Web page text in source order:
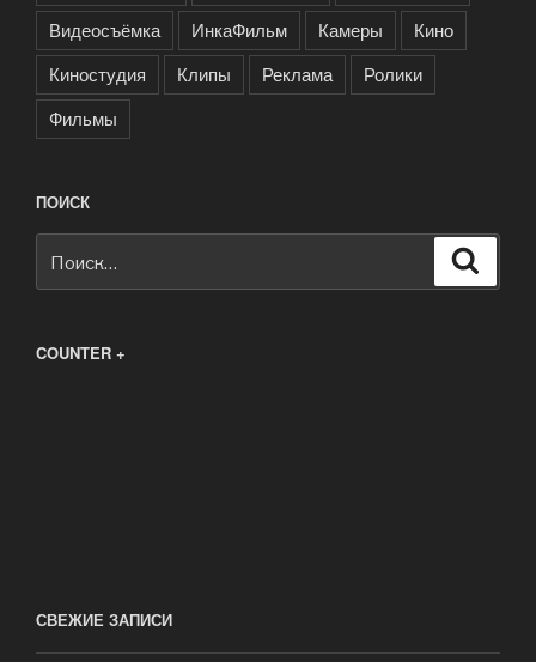
Видеосъёмка
ИнкаФильм Камеры
Кино
Киностудия
Клипы Реклама
Ролики
Фильмы
ПОИСК
COUNTER +
СВЕЖИЕ ЗАПИСИ